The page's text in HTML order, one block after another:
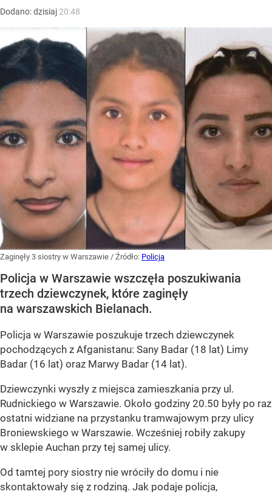
Dodano:dzisiaj 20:48
Zaginęły 3 siostry w Warszawie / Źródło: Policja
Policja w Warszawie wszczęła poszukiwania
trzech dziewczynek, które zaginęły
na warszawskich Bielanach.
Policja w Warszawie poszukuje trzech dziewczynek
pochodzących z Afganistanu: Sany Badar (18 lat) Limy
Badar (16 lat) oraz Marwy Badar (14 lat).
Dziewczynki wyszły z miejsca zamieszkania przy ul.
Rudnickiego w Warszawie. Około godziny 20.50 były po raz
ostatni widziane na przystanku tramwajowym przy ulicy
Broniewskiego w Warszawie. Wcześniej robiły zakupy
w sklepie Auchan przy tej samej ulicy.
Od tamtej pory siostry nie wróciły do domu i nie
skontaktowały się z rodziną. Jak podaje policja,